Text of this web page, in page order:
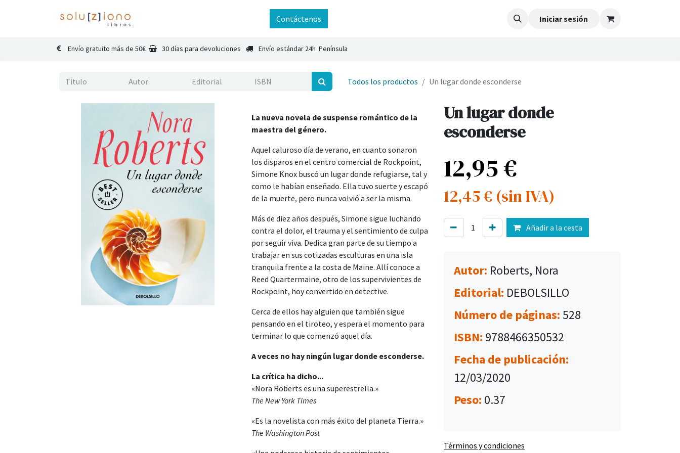
Contáctenos Iniciar sesión
Envío gratuito más de 50€ 30 días para devoluciones Envío estándar 24h Península
Todos los productos Un lugar donde esconderse
La nueva novela de suspense romántico de la
maestra del género.
Aquel caluroso día de verano, en cuanto sonaron
los disparos en el centro comercial de Rockpoint,
Simone Knox buscó un lugar donde refugiarse, tal y
como le habían enseñado. Ella tuvo suerte y escapó
de la muerte, pero nunca volvió a ser la misma.
Más de diez años después, Simone sigue luchando
contra el dolor, el trauma y el sentimiento de culpa
por seguir viva. Dedica gran parte de su tiempo a
trabajar en sus cotizadas esculturas en una isla
tranquila frente a la costa de Maine. Allí conoce a
Reed Quartermaine, otro de los supervivientes de
Rockpoint, hoy convertido en detective.
Cerca de ellos hay alguien que también sigue
pensando en el tiroteo, y espera el momento para
terminar lo que comenzó aquel día.
A veces no hay ningún lugar donde esconderse.
La crítica ha dicho...
«Nora Roberts es una superestrella.»
The New York Times
«Es la novelista con más éxito del planeta Tierra.»
The Washington Post
Un lugar donde
esconderse
12,95€
12,45€ (sin IVA)
Añadir a la cesta
Autor: Roberts, Nora
Editorial: DEBOLSILLO
Número de páginas:528
ISBN: 9788466350532
Fecha de publicación:
12/03/2020
Peso: 0.37
Términos y condiciones